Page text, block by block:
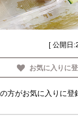
[ 公開日:
お気に入りに
の方がお気に入りに登